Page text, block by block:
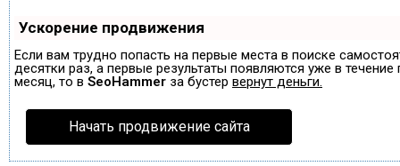
Ускорение продвижения
Если вам трудно попасть на первые места в поиске
десятки раз, а первые результаты появляются уже в
месяц, то в SeoHammer за бустер вернут деньги.
Начать продвижение сайта